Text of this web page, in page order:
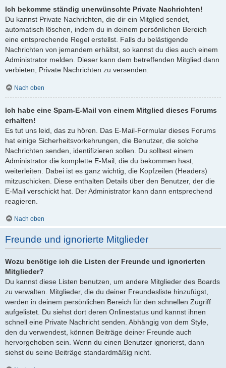
Ich bekomme ständig unerwünschte Private Nachrichten!
Du kannst Private Nachrichten, die dir ein Mitglied sendet,
automatisch löschen, indem du in deinem persönlichen Bereich
eine entsprechende Regel erstellst. Falls du belästigende
Nachrichten von jemandem erhältst, so kannst du dies auch einem
Administrator melden. Dieser kann dem betreffenden Mitglied dann
verbieten, Private Nachrichten zu versenden.
Nach oben
Ich habe eine Spam-E-Mail von einem Mitglied dieses Forums
erhalten!
Es tut uns leid, das zu hören. Das E-Mail-Formular dieses Forums
hat einige Sicherheitsvorkehrungen, die Benutzer, die solche
Nachrichten senden, identifizieren sollen. Du solltest einem
Administrator die komplette E-Mail, die du bekommen hast,
weiterleiten. Dabei ist es ganz wichtig, die Kopfzeilen (Headers)
mitzuschicken. Diese enthalten Details über den Benutzer, der die
E-Mail verschickt hat. Der Administrator kann dann entsprechend
reagieren.
Nach oben
Freunde und ignorierte Mitglieder
Wozu benötige ich die Listen der Freunde und ignorierten
Mitglieder?
Du kannst diese Listen benutzen, um andere Mitglieder des Boards
zu verwalten. Mitglieder, die du deiner Freundesliste hinzufügst,
werden in deinem persönlichen Bereich für den schnellen Zugriff
aufgelistet. Du siehst dort deren Onlinestatus und kannst ihnen
schnell eine Private Nachricht senden. Abhängig von dem Style,
den du verwendest, können Beiträge deiner Freunde auch
hervorgehoben sein. Wenn du einen Benutzer ignorierst, dann
siehst du seine Beiträge standardmäßig nicht.